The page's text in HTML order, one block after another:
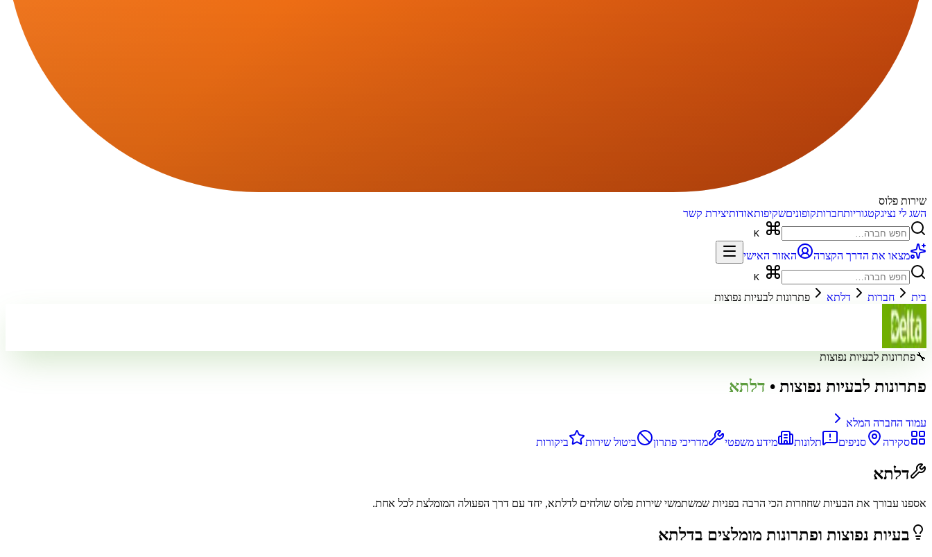
שירות פלוס
השג לי נציגקטגוריותחברותקופוניםשקיפותאודותיצירת קשר
מצאו את הדרך הקצרה האזור האישי
בית חברות דלתא פתרונות לבעיות נפוצות
🔧פתרונות לבעיות נפוצות
פתרונות לבעיות נפוצות • דלתא
עמוד החברה המלא
סקירה
סניפים תלונות מידע משפטי מדריכי פתרון ביטול שירות ביקורות
דלתא
אספנו עבורך את הבעיות שחוזרות הכי הרבה בפניות שמשתמשי שירות פלוס שולחים לדלתא, יחד עם דרך הפעולה המומלצת לכל אחת.
בעיות נפוצות ופתרונות מומלצים בדלתא